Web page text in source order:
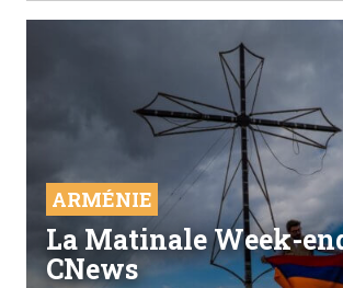
ARMÉNIE
La Matinale Week-
CNews